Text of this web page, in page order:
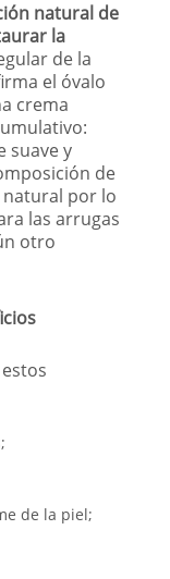
natural de
la
de la
el óvalo
crema
suave y
de
por lo
las arrugas
otro
de la piel;